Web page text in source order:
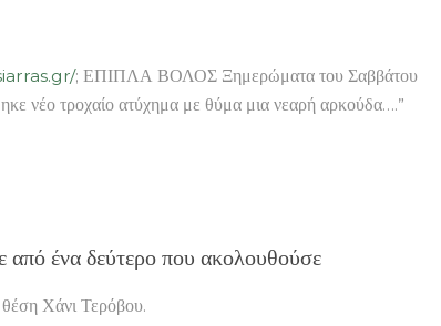
; ΕΠΙΠΛΑ ΒΟΛΟΣ Ξημερώματα του Σαββάτου
ατύχημα με θύμα μια νεαρή αρκούδα….”
ένα δεύτερο που ακολουθούσε
θέση Χάνι Τερόβου.